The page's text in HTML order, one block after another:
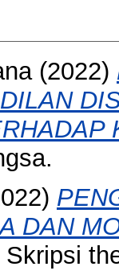
(2022)
DAN
Skripsi